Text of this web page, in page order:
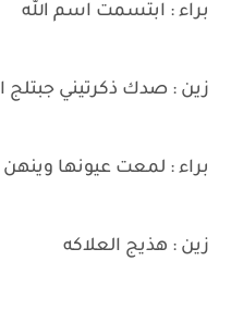
براء : ابتسمت اسم الله
زين : صدك ذكرتيني جبتلج
براء : لمعت عيونها وينهن
زين : هذيج العلاكه